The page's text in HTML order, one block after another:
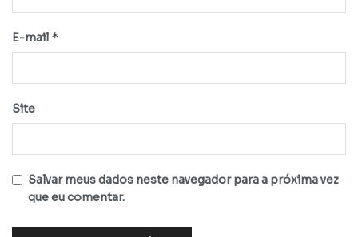
E-mail *
Site
Salvar meus dados neste navegador para a próxima vez
que eu comentar.